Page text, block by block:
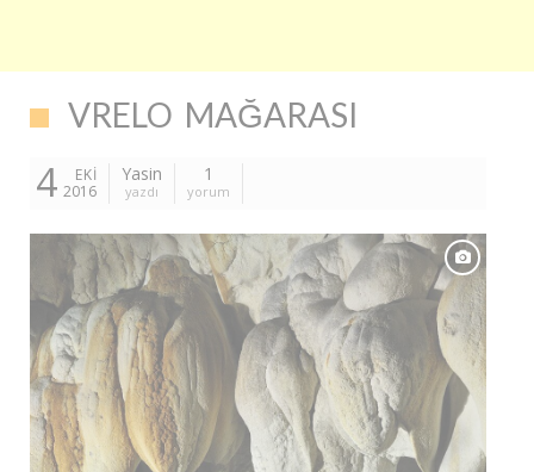
VRELO MAĞARASI
4
EKI
2016
Yasin
yazdı
1
yorum